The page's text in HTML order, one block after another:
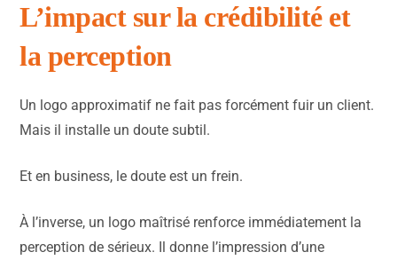
L’impact sur la crédibilité et
la perception
Un logo approximatif ne fait pas forcément fuir un client.
Mais il installe un doute subtil.
Et en business, le doute est un frein.
À l’inverse, un logo maîtrisé renforce immédiatement la
perception de sérieux. Il donne l’impression d’une